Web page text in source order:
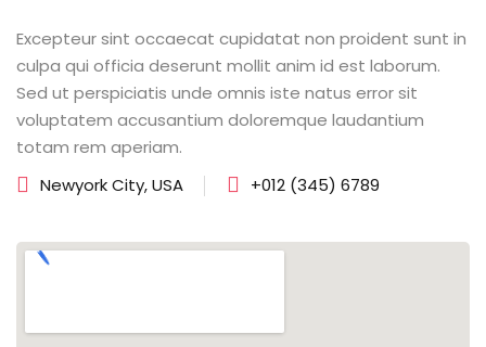
Excepteur sint occaecat cupidatat non proident sunt in
culpa qui officia deserunt mollit anim id est laborum.
Sed ut perspiciatis unde omnis iste natus error sit
voluptatem accusantium doloremque laudantium
totam rem aperiam.
Newyork City, USA
+012 (345) 6789